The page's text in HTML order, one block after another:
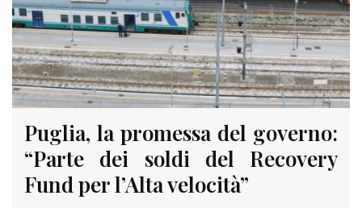
Puglia, la promessa del governo:
“Parte dei soldi del Recovery
Fund per l’Alta velocità”